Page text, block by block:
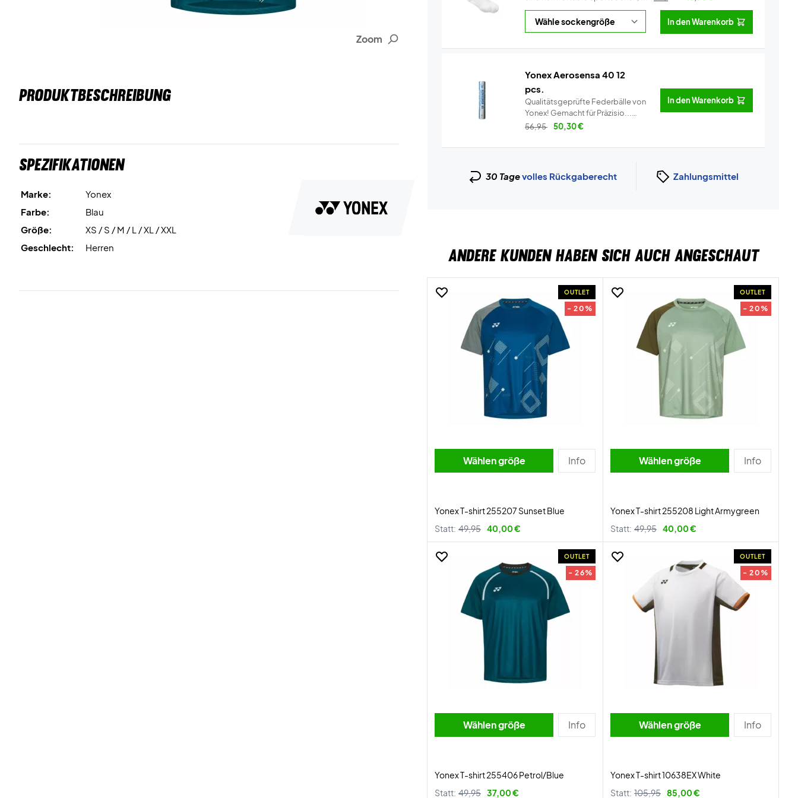
Zoom
PRODUKTBESCHREIBUNG
Spezifikationen
Marke:
Yonex
Farbe:
Blau
Größe:
XS / S / M / L / XL / XXL
Geschlecht:
Herren
In den Warenkorb
Yonex Aerosensa 40 12
pcs.
Qualitätsgeprüfte Federbälle von
Yonex! Gemacht für Präzisio...
Info
56,95 50,30€
In den Warenkorb
30 Tagevolles Rückgaberecht Zahlungsmittel
ANDERE KUNDEN HABEN SICH AUCH ANGESCHAUT
OUTLET
- 20%
Wählen größe Info
Yonex T-shirt 255207 Sunset Blue
Statt: 49,95 40,00 €
OUTLET
- 20%
Wählen größe Info
Yonex T-shirt 255208 Light Armygreen
Statt: 49,95 40,00 €
OUTLET
- 26%
Wählen größe Info
Yonex T-shirt 255406 Petrol/Blue
Statt: 49,95 37,00 €
OUTLET
- 20%
Wählen größe Info
Yonex T-shirt 10638EX White
Statt: 105,95 85,00 €